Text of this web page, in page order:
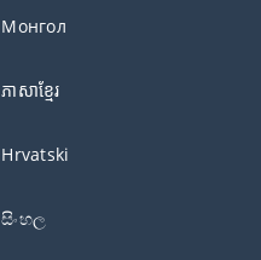
Монгол
ភាសាខ្មែរ
Hrvatski
සිංහල